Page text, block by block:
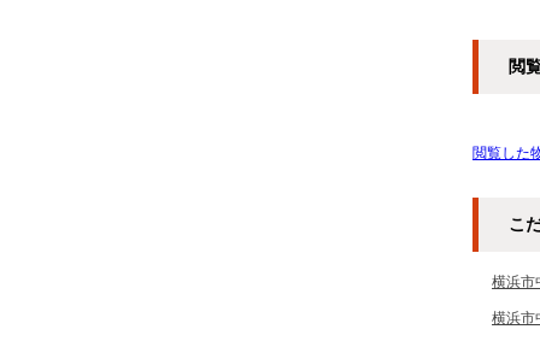
閲
閲覧した
こ
横浜市
横浜市